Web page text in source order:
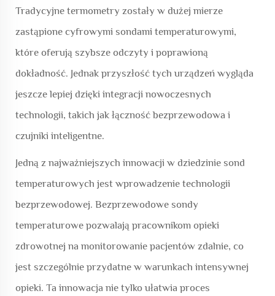
Tradycyjne termometry zostały w dużej mierze
zastąpione cyfrowymi sondami temperaturowymi,
które oferują szybsze odczyty i poprawioną
dokładność. Jednak przyszłość tych urządzeń wygląda
jeszcze lepiej dzięki integracji nowoczesnych
technologii, takich jak łączność bezprzewodowa i
czujniki inteligentne.
Jedną z najważniejszych innowacji w dziedzinie sond
temperaturowych jest wprowadzenie technologii
bezprzewodowej. Bezprzewodowe sondy
temperaturowe pozwalają pracownikom opieki
zdrowotnej na monitorowanie pacjentów zdalnie, co
jest szczególnie przydatne w warunkach intensywnej
opieki. Ta innowacja nie tylko ułatwia proces